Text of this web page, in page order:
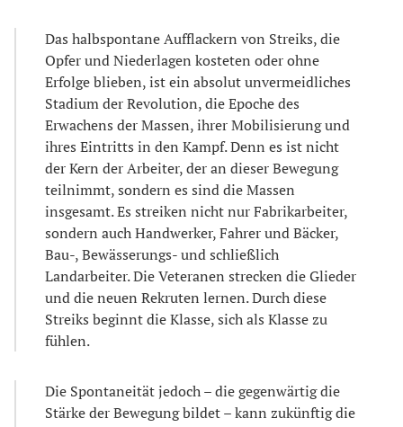
Das halbspontane Aufflackern von Streiks, die
Opfer und Niederlagen kosteten oder ohne
Erfolge blieben, ist ein absolut unvermeidliches
Stadium der Revolution, die Epoche des
Erwachens der Massen, ihrer Mobilisierung und
ihres Eintritts in den Kampf. Denn es ist nicht
der Kern der Arbeiter, der an dieser Bewegung
teilnimmt, sondern es sind die Massen
insgesamt. Es streiken nicht nur Fabrikarbeiter,
sondern auch Handwerker, Fahrer und Bäcker,
Bau-, Bewässerungs- und schließlich
Landarbeiter. Die Veteranen strecken die Glieder
und die neuen Rekruten lernen. Durch diese
Streiks beginnt die Klasse, sich als Klasse zu
fühlen.
Die Spontaneität jedoch – die gegenwärtig die
Stärke der Bewegung bildet – kann zukünftig die